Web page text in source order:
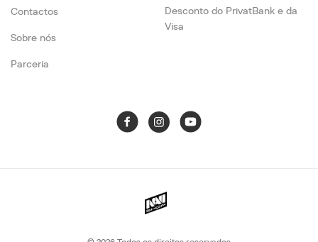
Contactos
Sobre nós
Parceria
Desconto do PrivatBank e da
Visa